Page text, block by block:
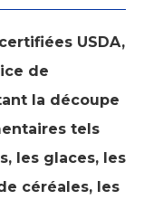
USDA,
de
la découpe
tels
les glaces, les
céréales, les